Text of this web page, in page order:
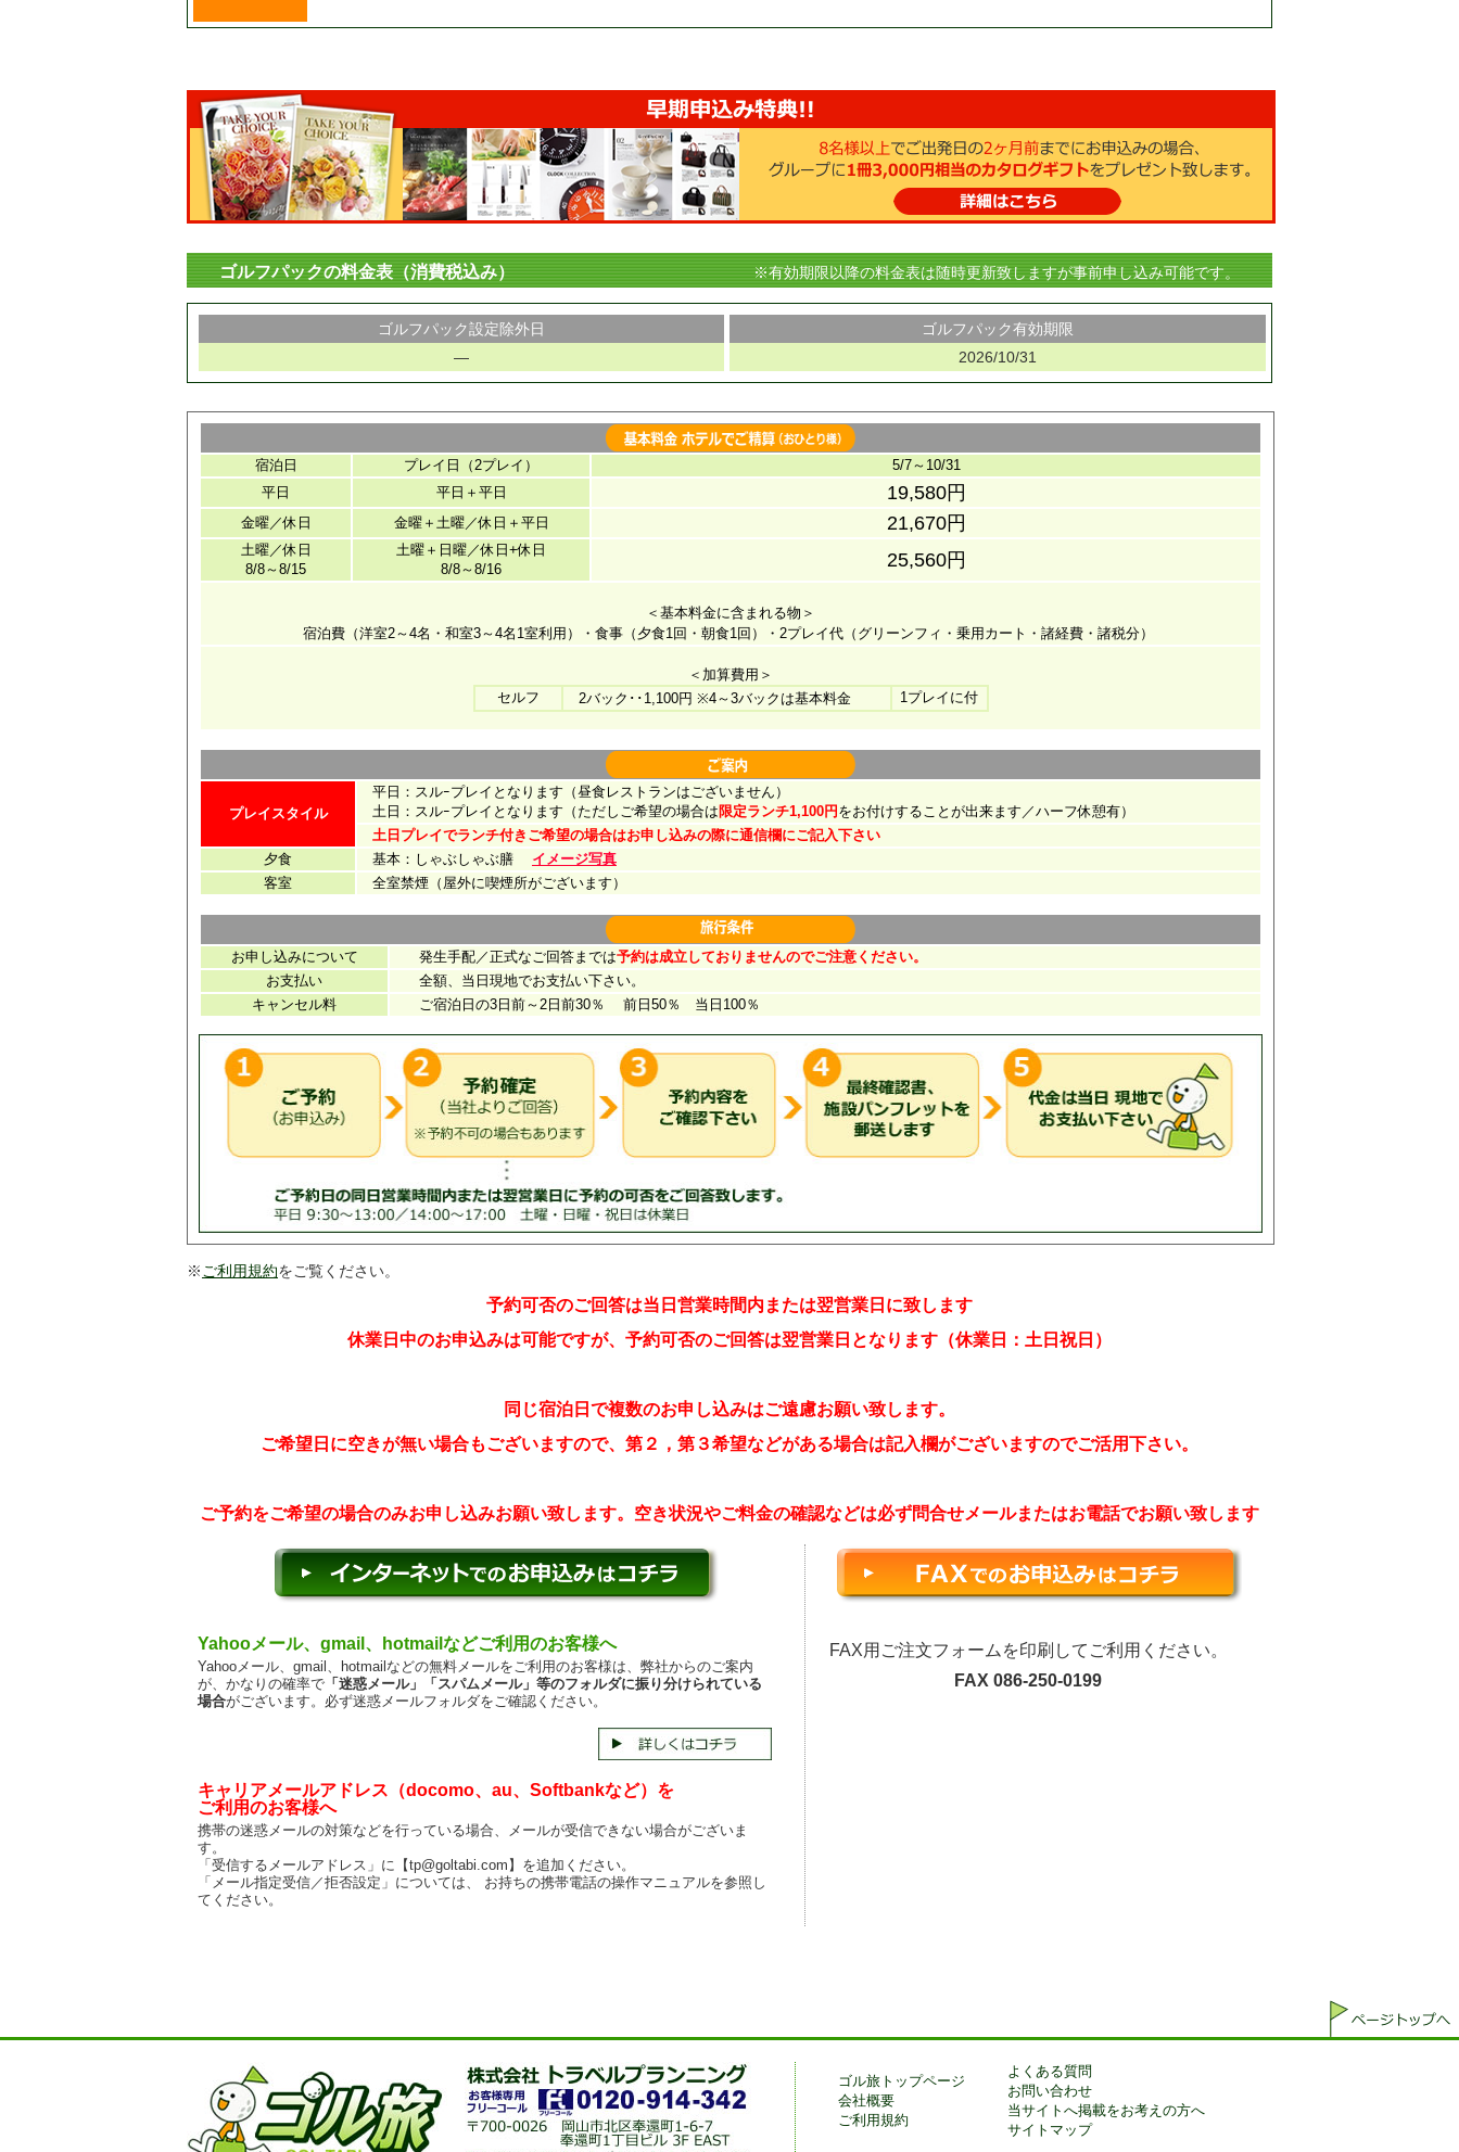
ゴルフパックの料金表（消費税込み） ※有効期限以降の料金表は随時更新致しますが事前申し込み可能です。
ゴルフパック設定除外日
―
ゴルフパック有効期限
2026/10/31
※ ご利用規約をご覧ください。
予約可否のご回答は当日営業時間内または翌営業日に致します
休業日中のお申込みは可能ですが、予約可否のご回答は翌営業日となります（休業日：土日祝日）
同じ宿泊日で複数のお申し込みはご遠慮お願い致します。
ご希望日に空きが無い場合もございますので、第２，第３希望などがある場合は記入欄がございますのでご活用下さい。
ご予約をご希望の場合のみお申し込みお願い致します。空き状況やご料金の確認などは必ず問合せメールまたはお電話でお願い致します
Yahooメール、gmail、hotmailなどご利用のお客様へ
Yahooメール、gmail、hotmailなどの無料メールをご利用のお客様は、弊社からのご案内
が、かなりの確率で 「迷惑メール」「スパムメール」等のフォルダに振り分けられている
場合がございます。必ず迷惑メールフォルダをご確認ください。
キャリアメールアドレス（docomo、au、Softbankなど）を
ご利用のお客様へ
携帯の迷惑メールの対策などを行っている場合、メールが受信できない場合がございま
す。
「受信するメールアドレス」に【tp@goltabi.com】を追加ください。
「メール指定受信／拒否設定」については、 お持ちの携帯電話の操作マニュアルを参照し
てください。
FAX用ご注文フォームを印刷してご利用ください。
FAX 086-250-0199
ゴル旅トップページ
会社概要
ご利用規約
よくある質問
お問い合わせ
当サイトへ掲載をお考えの方へ
サイトマップ